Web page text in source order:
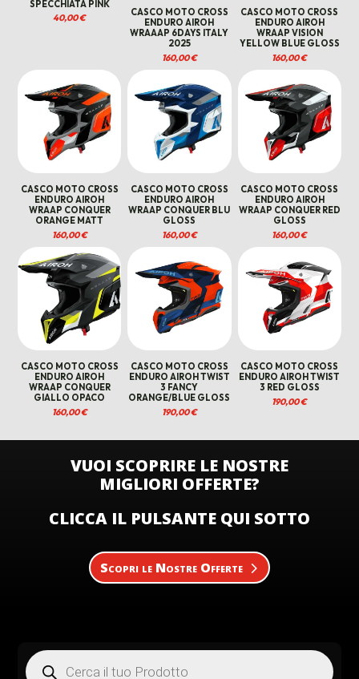
SPECCHIATA PINK
40,00€
CASCO MOTO CROSS
ENDURO AIROH
WRAAAP 6DAYS ITALY
2025
160,00€
CASCO MOTO CROSS
ENDURO AIROH
WRAAP VISION
YELLOW BLUE GLOSS
160,00€
CASCO MOTO CROSS
ENDURO AIROH
WRAAP CONQUER
ORANGE MATT
160,00€
CASCO MOTO CROSS
ENDURO AIROH
WRAAP CONQUER BLU
GLOSS
160,00€
CASCO MOTO CROSS
ENDURO AIROH
WRAAP CONQUER RED
GLOSS
160,00€
CASCO MOTO CROSS
ENDURO AIROH
WRAAP CONQUER
GIALLO OPACO
160,00€
CASCO MOTO CROSS
ENDURO AIROH TWIST
3 FANCY
ORANGE/BLUE GLOSS
190,00€
CASCO MOTO CROSS
ENDURO AIROH TWIST
3 RED GLOSS
190,00€
VUOI SCOPRIRE LE NOSTRE
MIGLIORI OFFERTE?
CLICCA IL PULSANTE QUI SOTTO
Scopri le Nostre Offerte
Products
search